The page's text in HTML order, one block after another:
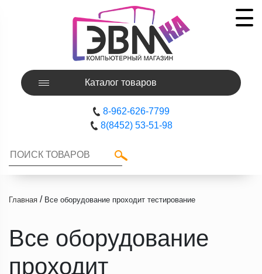
Каталог товаров
8-962-626-7799
8(8452) 53-51-98
Главная / Все оборудование проходит тестирование
Все оборудование
проходит